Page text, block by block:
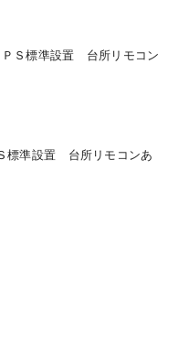
標準設置 台所リモコン
準設置 台所リモコンあ